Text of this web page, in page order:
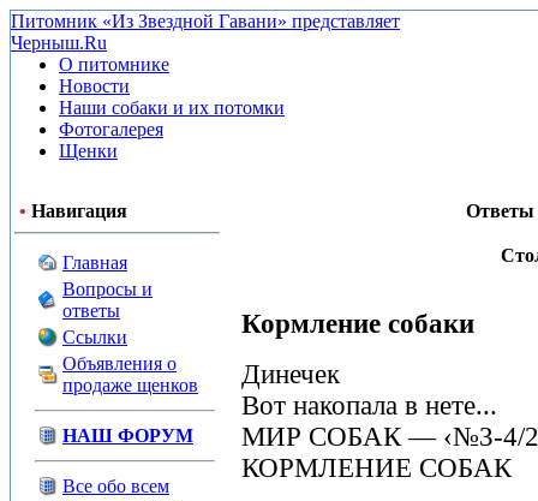
Питомник «Из Звездной Гавани» представляет
Черныш.Ru
О питомнике
Новости
Наши собаки и их потомки
Фотогалерея
Щенки
• Навигация
Главная
Вопросы и
ответы
Ссылки
Объявления о
продаже щенков
НАШ ФОРУМ
Все обо всем
Ответы
Кормление собаки
Динечек
Вот накопала в нете...
МИР СОБАК — ‹№3-4/
КОРМЛЕНИЕ СОБАК